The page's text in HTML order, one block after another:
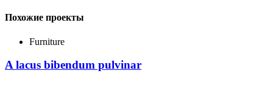
Похожие проекты
Furniture
A lacus bibendum pulvinar